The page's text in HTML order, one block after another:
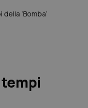
‘Bomba’